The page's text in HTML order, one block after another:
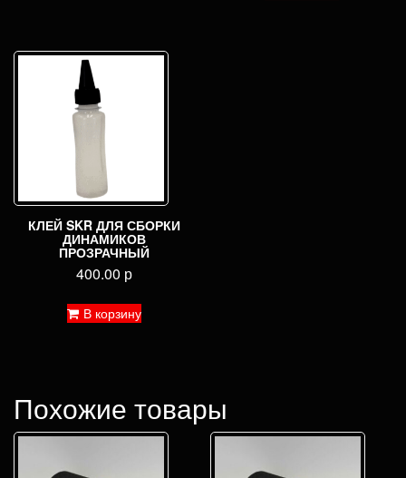
КЛЕЙ SKR ДЛЯ СБОРКИ
ДИНАМИКОВ
ПРОЗРАЧНЫЙ
400.00 р
В корзину
Похожие товары